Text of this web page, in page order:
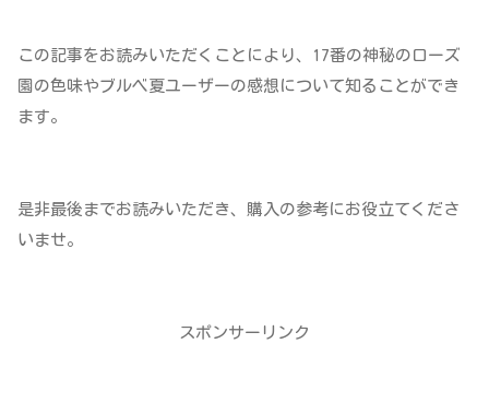
この記事をお読みいただくことにより、17番の神秘のローズ
園の色味やブルベ夏ユーザーの感想について知ることができ
ます。
是非最後までお読みいただき、購入の参考にお役立てくださ
いませ。
スポンサーリンク